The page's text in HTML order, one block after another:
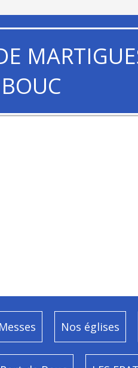
Nos églises